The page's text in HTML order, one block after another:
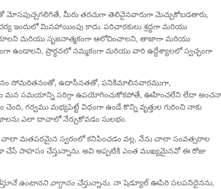
మీరు తరచుగా తెలివైనవారుగా మెచ్చుకోబడతారు,
ఇందులో మినహాయింపు కాదు. పరిచారకులు శ్రద్ధగా మరియు
మరియు సృజనాత్మకంగా ఆలోచించాలని, తాజాగా మరియు
ప్రార్థనలో నమ్మకంగా మరియు వారి ఉద్దేశ్యాలలో స్వచ్ఛంగా
సోమరితనంతో, ఉదాసీనతతో, పనికిమాలినవారముగా,
మన సమయాన్ని సరిగ్గా ఉపయోగించుకోకపోతే, ఊహించలేని లేదా
గర్వము మభ్యపెట్టే విధంగా ఉండే కొన్ని వృత్తుల గురించి నాకు
ఎలా దాచాలో నేర్చుకోవడం సులభం.
చాలా మతపరమైన స్వరంలో కనిపించడం వల్ల, నేను చాలా సంవత్సరాల
చేసే సాహసం చేస్తున్నాను. అవి అప్పటికి ఎంత ముఖ్యమైనవో ఈ రోజు
ఉంటానని వాగ్దానం చేస్తున్నాను. నా షెడ్యూల్ ఊపిరి సలపనిదైనను,